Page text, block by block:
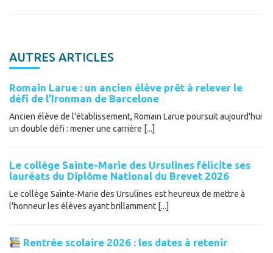
AUTRES ARTICLES
Romain Larue : un ancien élève prêt à relever le
défi de l’Ironman de Barcelone
Ancien élève de l'établissement, Romain Larue poursuit aujourd'hui
un double défi : mener une carrière [...]
Le collège Sainte-Marie des Ursulines félicite ses
lauréats du Diplôme National du Brevet 2026
Le collège Sainte-Marie des Ursulines est heureux de mettre à
l'honneur les élèves ayant brillamment [...]
Rentrée scolaire 2026 : les dates à retenir